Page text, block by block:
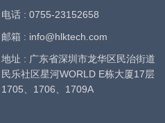
电话 : 0755-23152658
邮箱 : info@hlktech.com
地址 : 广东省深圳市龙华区民治街道
民乐社区星河WORLD E栋大厦17层
1705、1706、1709A